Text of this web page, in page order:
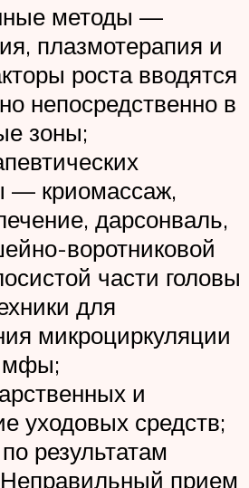
методы —
плазмотерапия и
роста вводятся
непосредственно в
зоны;
— криомассаж,
дарсонваль,
воротниковой
части головы
для
микроциркуляции
и
уходовых средств;
результатам
прием